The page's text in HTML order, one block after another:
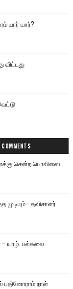
யார் யார்?
விட்டது
COMMENTS
சென்ற பொலிஸை
தவிசாளர்
– யாழ். பல்கலை
பதினோராம் நாள்